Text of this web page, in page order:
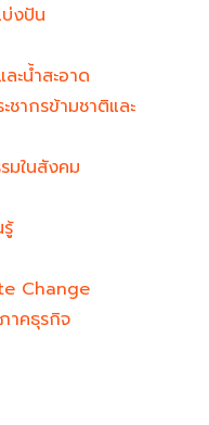
งปัน
ะน้ำสะอาด
ากรข้ามชาติและ
มในสังคม
Change
าคธุรกิจ